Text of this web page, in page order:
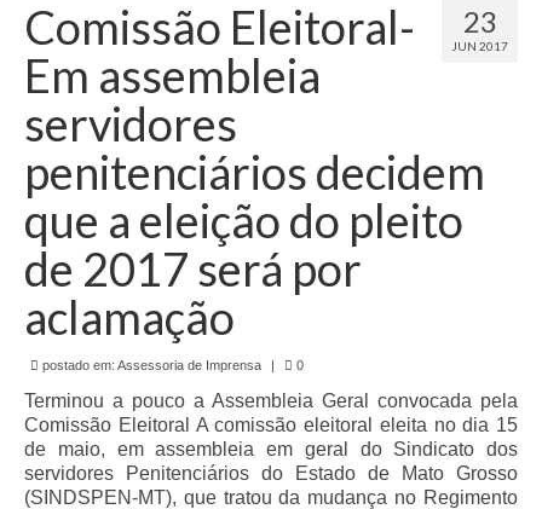
Institucional
Diretoria Sindsppen
Histórico do Sindsppen
Histórico do Sistema Penitenciário do Estado
de Mato Grosso
Formulário de Requerimento Padrão Sindsppen
Estatuto do Sindsppen
Tabela Salarial do Sistema Penitenciário
Serviços prestados pelo Sindicato dos
Servidores Penitenciários de Mato Grosso
Filie-se
23
JUN 2017
Comissão Eleitoral-
Em assembleia
servidores
penitenciários decidem
que a eleição do pleito
de 2017 será por
aclamação
postado em: Assessoria de Imprensa | 0
Terminou a pouco a Assembleia Geral convocada pela
Comissão Eleitoral A comissão eleitoral eleita no dia 15
de maio, em assembleia em geral do Sindicato dos
servidores Penitenciários do Estado de Mato Grosso
(SINDSPEN-MT), que tratou da mudança no Regimento